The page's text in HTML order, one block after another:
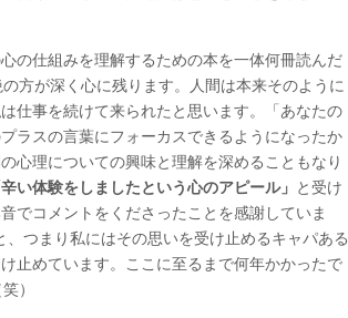
の仕組みを理解するための本を一体何冊読んだ
方が深く心に残ります。人間は本来そのように
仕事を続けて来られたと思います。「あなたの
ラスの言葉にフォーカスできるようになったか
心理についての興味と理解を深めることもなり
い体験をしましたという心のアピール」 と受け
でコメントをくださったことを感謝していま
つまり私にはその思いを受け止めるキャパある
止めています。ここに至るまで何年かかったで
）